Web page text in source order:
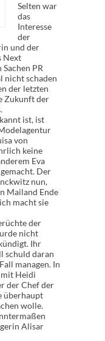
Selten war
das
Interesse
der
und der
Next
PR
nicht schaden
der letzten
Zukunft der
ist, ist
von
keine
Eva
Der
nun,
Mailand Ende
macht sie
der
nicht
Ihr
schuld daran
managen. In
Heidi
der Chef der
überhaupt
wolle.
Alisar